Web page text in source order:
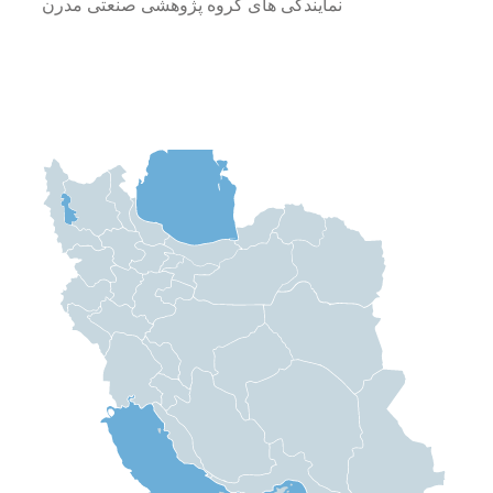
نمایندگی های گروه پژوهشی صنعتی مدرن